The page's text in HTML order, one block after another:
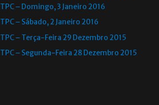
TPC – Domingo, 3 Janeiro 2016
TPC – Sábado, 2 Janeiro 2016
TPC – Terça-Feira 29 Dezembro 2015
TPC – Segunda-Feira 28 Dezembro 2015